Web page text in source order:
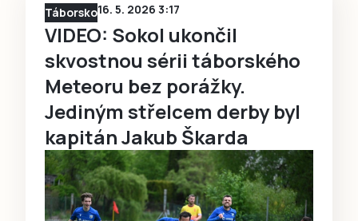
Táborsko16. 5. 2026 3:17
VIDEO: Sokol ukončil
skvostnou sérii táborského
Meteoru bez porážky.
Jediným střelcem derby byl
kapitán Jakub Škarda